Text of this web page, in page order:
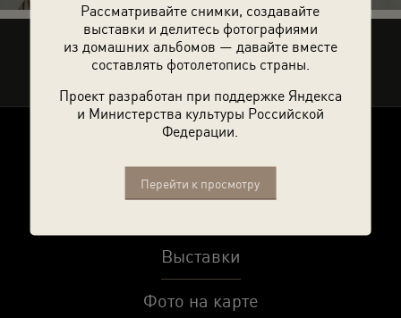
Рассматривайте снимки, создавайте
выставки и делитесь фотографиями
из домашних альбомов — давайте вместе
составлять фотолетопись страны.
Проект разработан при поддержке Яндекса
и Министерства культуры Российской
Федерации.
Перейти к просмотру
Рассказать друзьям
О проекте
Выставки
Фото на карте